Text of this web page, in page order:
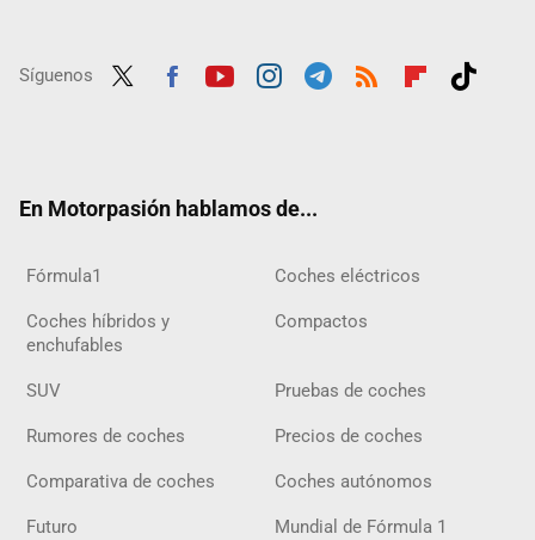
Síguenos
En Motorpasión hablamos de...
Fórmula1 Coches eléctricos
Coches híbridos y
enchufables
Compactos
SUV Pruebas de coches
Rumores de coches Precios de coches
Comparativa de coches Coches autónomos
Futuro Mundial de Fórmula 1